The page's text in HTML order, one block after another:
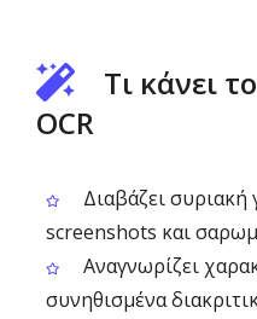
Τι κάνει
OCR
Διαβάζει
screenshots και
Αναγνωρίζει
συνηθισμένα